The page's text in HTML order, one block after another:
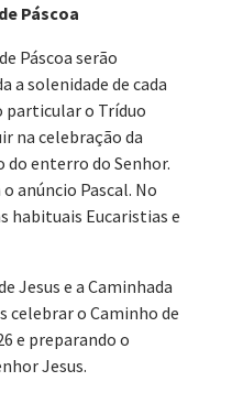
Páscoa
Páscoa serão
a solenidade de cada
particular o Tríduo
na celebração da
do enterro do Senhor.
anúncio Pascal. No
habituais Eucaristias e
Jesus e a Caminhada
celebrar o Caminho de
e preparando o
Jesus.